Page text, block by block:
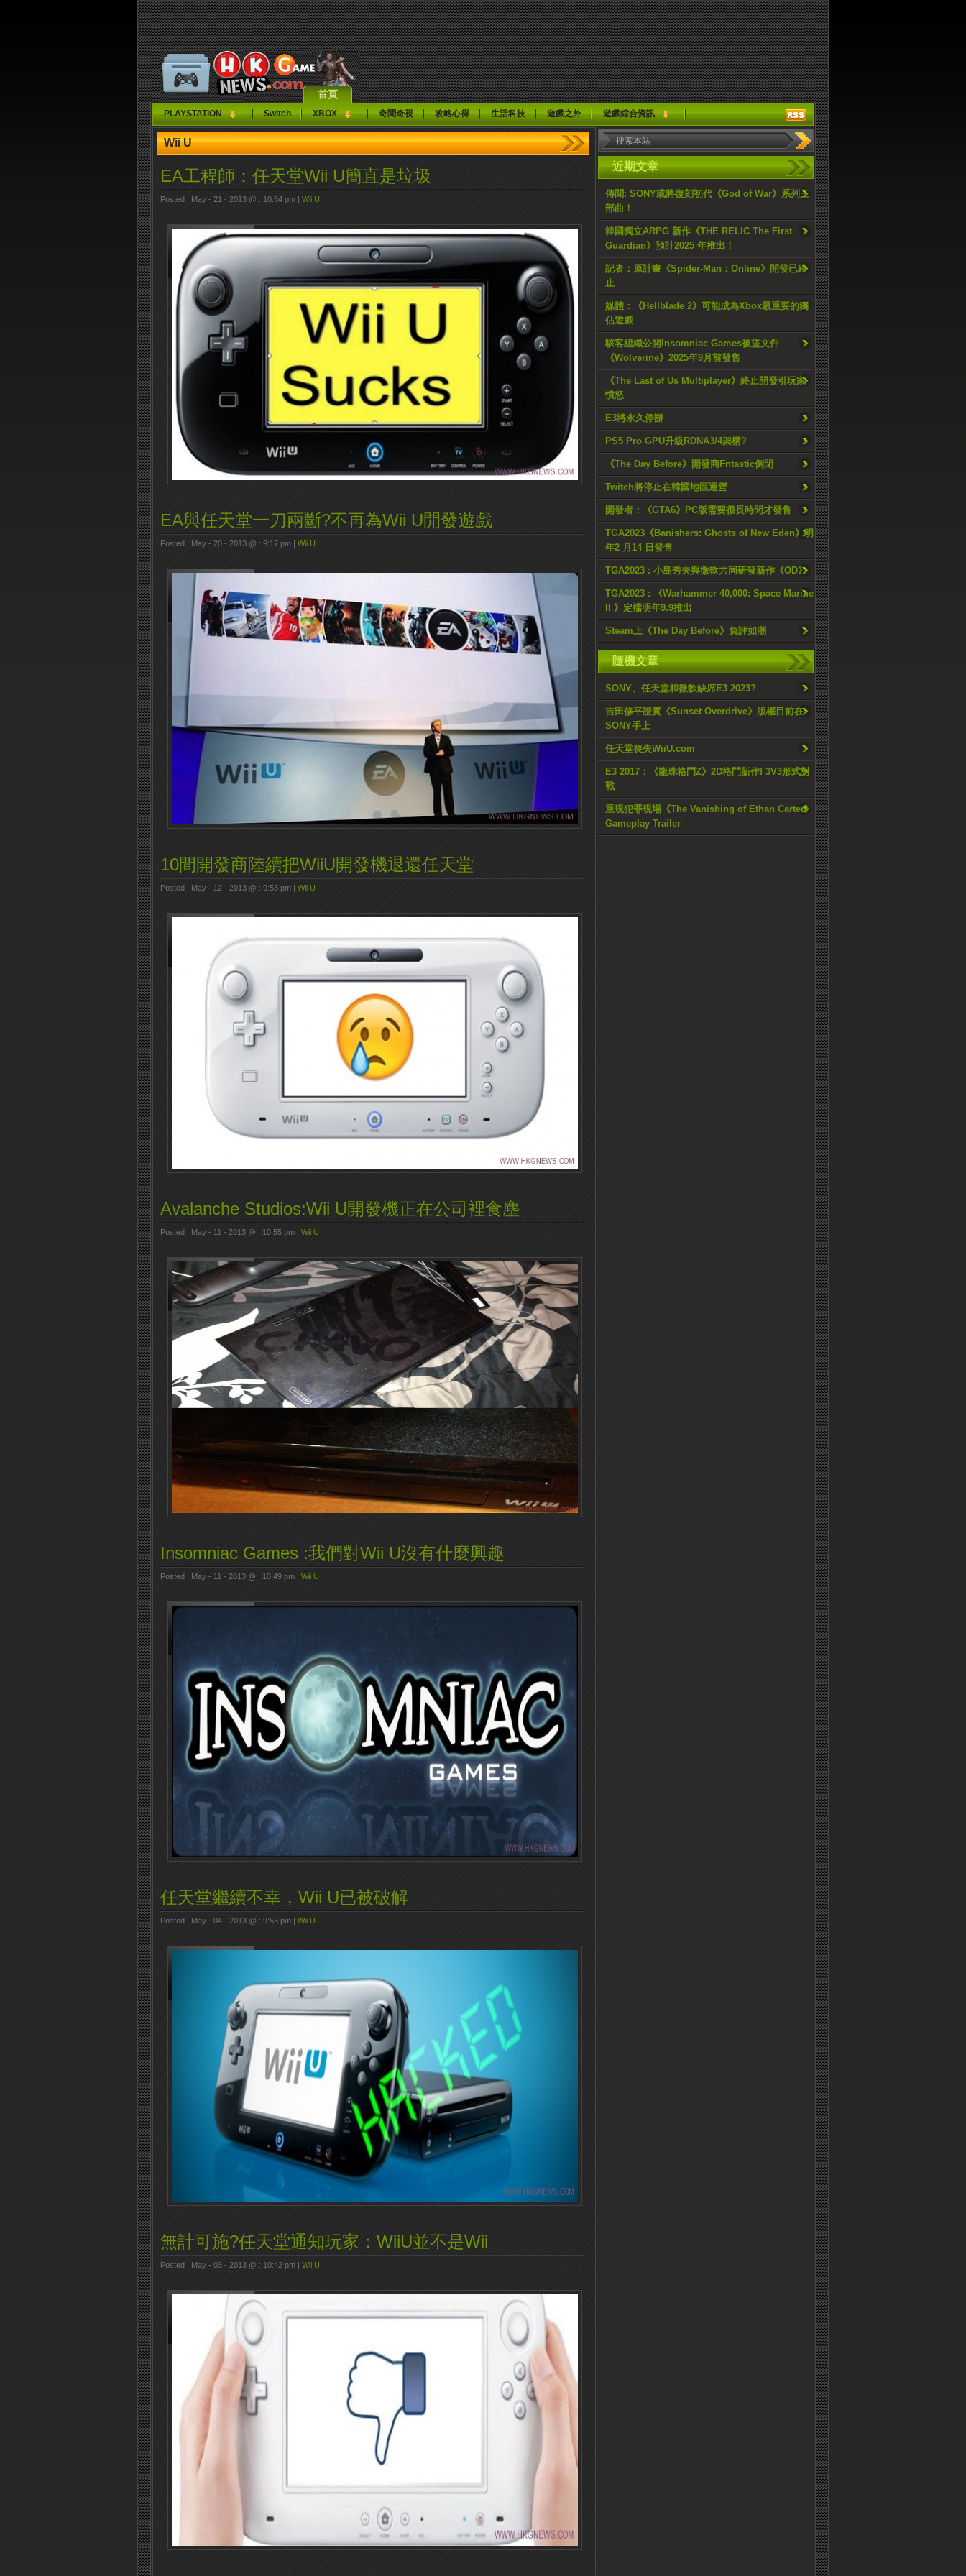
首頁
PLAYSTATION Switch XBOX 奇聞奇視 攻略心得 生活科技 遊戲之外 遊戲綜合資訊
近期文章
傳聞: SONY或將復刻初代《God of War》系列三
部曲！
韓國獨立ARPG 新作《THE RELIC The First
Guardian》預計2025 年推出！
記者：原計畫《Spider-Man：Online》開發已終
止
媒體：《Hellblade 2》可能成為Xbox最重要的獨
佔遊戲
駭客組織公開Insomniac Games被盜文件
《Wolverine》2025年9月前發售
《The Last of Us Multiplayer》終止開發引玩家
憤怒
E3將永久停辦
PS5 Pro GPU升級RDNA3/4架構?
《The Day Before》開發商Fntastic倒閉
Twitch將停止在韓國地區運營
開發者：《GTA6》PC版需要很長時間才發售
TGA2023《Banishers: Ghosts of New Eden》明
年2 月14 日發售
TGA2023 : 小島秀夫與微軟共同研發新作《OD》
TGA2023 : 《Warhammer 40,000: Space Marine
II 》定檔明年9.9推出
Steam上《The Day Before》負評如潮
隨機文章
SONY、任天堂和微軟缺席E3 2023?
吉田修平證實《Sunset Overdrive》版權目前在
SONY手上
任天堂喪失WiiU.com
E3 2017：《龍珠格鬥Z》2D格鬥新作! 3V3形式對
戰
重現犯罪現場《The Vanishing of Ethan Carter》
Gameplay Trailer
Wii U
EA工程師：任天堂Wii U簡直是垃圾
Posted : May - 21 - 2013 @ : 10:54 pm | Wii U
EA與任天堂一刀兩斷?不再為Wii U開發遊戲
Posted : May - 20 - 2013 @ : 9:17 pm | Wii U
10間開發商陸續把WiiU開發機退還任天堂
Posted : May - 12 - 2013 @ : 9:53 pm | Wii U
Avalanche Studios:Wii U開發機正在公司裡食塵
Posted : May - 11 - 2013 @ : 10:55 pm | Wii U
Insomniac Games :我們對Wii U沒有什麼興趣
Posted : May - 11 - 2013 @ : 10:49 pm | Wii U
任天堂繼續不幸，Wii U已被破解
Posted : May - 04 - 2013 @ : 9:53 pm | Wii U
無計可施?任天堂通知玩家：WiiU並不是Wii
Posted : May - 03 - 2013 @ : 10:42 pm | Wii U